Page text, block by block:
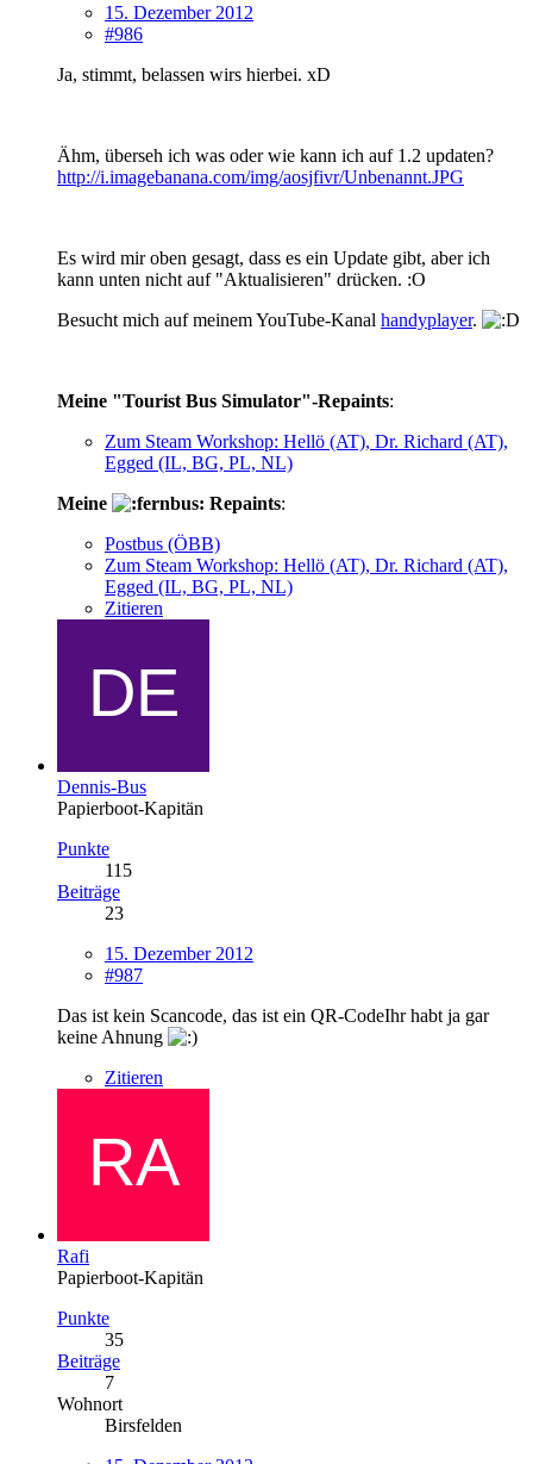
15. Dezember 2012
#986
Ja, stimmt, belassen wirs hierbei. xD
Ähm, überseh ich was oder wie kann ich auf 1.2 updaten?
http://i.imagebanana.com/img/aosjfivr/Unbenannt.JPG
Es wird mir oben gesagt, dass es ein Update gibt, aber ich
kann unten nicht auf "Aktualisieren" drücken. :O
Besucht mich auf meinem YouTube-Kanal handyplayer.
Meine "Tourist Bus Simulator"-Repaints:
Zum Steam Workshop: Hellö (AT), Dr. Richard (AT),
Egged (IL, BG, PL, NL)
Meine
Repaints:
Postbus (ÖBB)
Zum Steam Workshop: Hellö (AT), Dr. Richard (AT),
Egged (IL, BG, PL, NL)
Zitieren
Dennis-Bus
Papierboot-Kapitän
Punkte
115
Beiträge
23
15. Dezember 2012
#987
Das ist kein Scancode, das ist ein QR-CodeIhr habt ja gar
keine Ahnung
Zitieren
Rafi
Papierboot-Kapitän
Punkte
35
Beiträge
7
Wohnort
Birsfelden